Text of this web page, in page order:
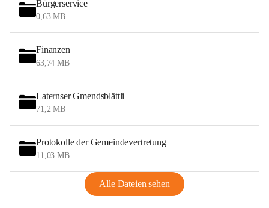
Bürgerservice
0,63 MB
Finanzen
63,74 MB
Laternser Gmendsblättli
71,2 MB
Protokolle der Gemeindevertretung
11,03 MB
Alle Dateien sehen